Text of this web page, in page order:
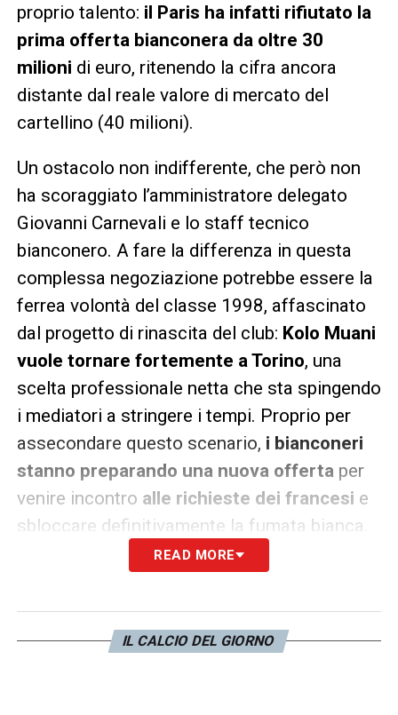
proprio talento: il Paris ha infatti rifiutato la
prima offerta bianconera da oltre 30
milioni di euro, ritenendo la cifra ancora
distante dal reale valore di mercato del
cartellino (40 milioni).
Un ostacolo non indifferente, che però non
ha scoraggiato l’amministratore delegato
Giovanni Carnevali e lo staff tecnico
bianconero. A fare la differenza in questa
complessa negoziazione potrebbe essere la
ferrea volontà del classe 1998, affascinato
dal progetto di rinascita del club: Kolo Muani
vuole tornare fortemente a Torino, una
scelta professionale netta che sta spingendo
i mediatori a stringere i tempi. Proprio per
assecondare questo scenario, i bianconeri
stanno preparando una nuova offertaper
venire incontro alle richieste dei francesi e
sbloccare definitivamente la fumata bianca.
La rivoluzione di Spalletti: due nuovi
L’assalto all’attaccante ex Eintracht
READ MORE
IL CALCIO DEL GIORNO